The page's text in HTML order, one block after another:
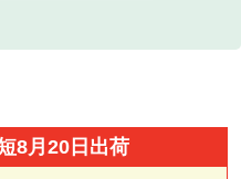
8月20日出荷